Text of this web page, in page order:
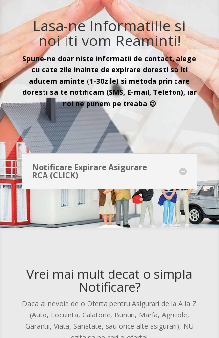
Lasa-ne Informatiile si
noi iti vom Reaminti!
Spune-ne doar niste informatii de contact, alege
cu cate zile inainte de expirare doresti sa iti
aducem aminte (1-30zile) si metoda prin care
doresti sa te notificam (SMS, E-mail, Telefon), iar
noi ne punem pe treaba 😉
Notificare Expirare Asigurare
RCA (CLICK)
Vrei mai mult decat o simpla
Notificare?
Daca ai nevoie de o Oferta pentru Asigurari de la A la Z
(Auto, Locuinta, Calatorie, Bunuri, Marfa, Agricole,
Garantii, Viata, Sanatate, sau orice alte asigurari), NU